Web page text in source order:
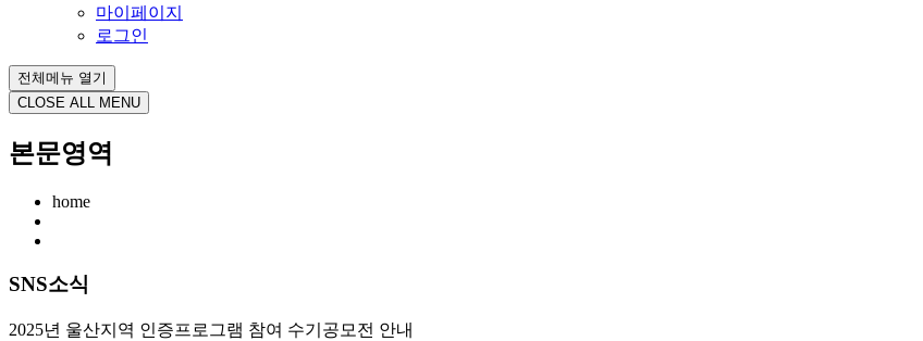
마이페이지
로그인
전체메뉴 열기
CLOSE ALL MENU
본문영역
home
SNS소식
2025년 울산지역 인증프로그램 참여 수기공모전 안내